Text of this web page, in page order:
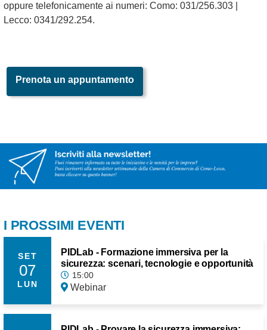
oppure telefonicamente ai numeri: Como: 031/256.303 |
Lecco: 0341/292.254.
Prenota un appuntamento
I PROSSIMI EVENTI
SET
07
LUN
PIDLab - Formazione immersiva per la
sicurezza: scenari, tecnologie e opportunità
15:00
Webinar